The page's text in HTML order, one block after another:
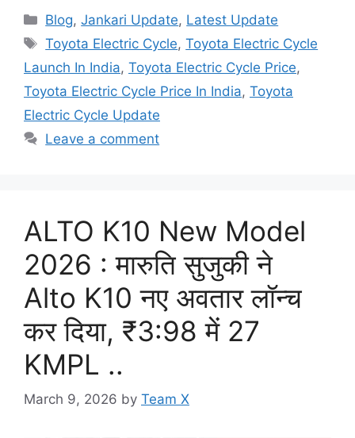
Categories
Blog,Jankari Update, Latest Update
Tags
Toyota Electric Cycle,Toyota Electric Cycle
Launch In India, Toyota Electric Cycle Price,
Toyota Electric Cycle Price In India, Toyota
Electric Cycle Update
Leave a comment
ALTO K10 New Model
2026 : मारुति सुजुकी ने
Alto K10 नए अवतार लॉन्च
कर दिया, ₹3:98 में 27
KMPL ..
March 9, 2026 by Team X